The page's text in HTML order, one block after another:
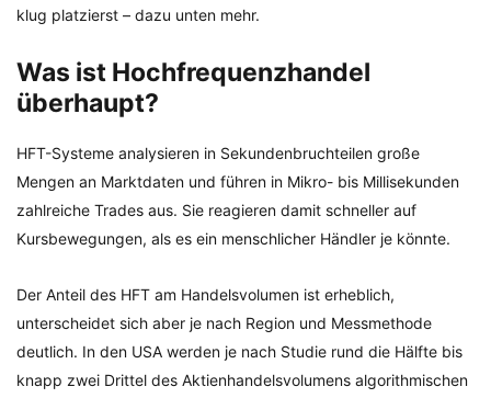
klug platzierst – dazu unten mehr.
Was ist Hochfrequenzhandel
überhaupt?
HFT-Systeme analysieren in Sekundenbruchteilen große
Mengen an Marktdaten und führen in Mikro- bis Millisekunden
zahlreiche Trades aus. Sie reagieren damit schneller auf
Kursbewegungen, als es ein menschlicher Händler je könnte.
Der Anteil des HFT am Handelsvolumen ist erheblich,
unterscheidet sich aber je nach Region und Messmethode
deutlich. In den USA werden je nach Studie rund die Hälfte bis
knapp zwei Drittel des Aktienhandelsvolumens algorithmischen